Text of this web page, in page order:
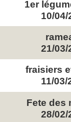
1er
10/04/
21/03/
fraisiers
11/03/
Fete des
28/02/